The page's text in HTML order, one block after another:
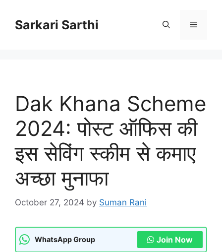
contentSarkari Sarthi Menu
Dak Khana Scheme
2024: पोस्ट ऑफिस की
इस सेविंग स्कीम से कमाए
अच्छा मुनाफा
October 27, 2024 by Suman Rani
WhatsApp Group Join Now